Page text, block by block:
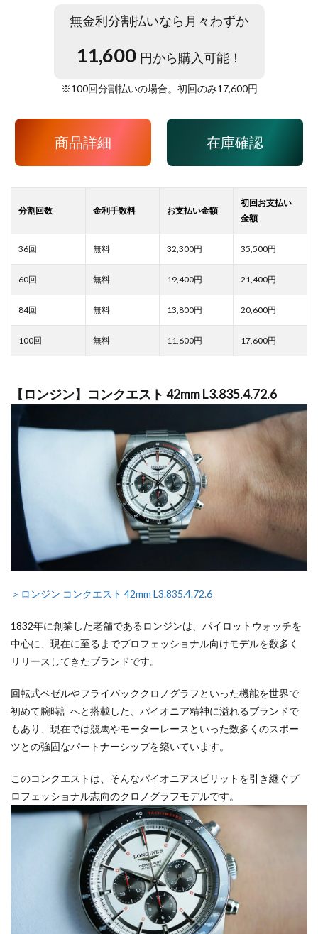
無金利分割払いなら月々わずか
11,600 円から購入可能！
※100回分割払いの場合。初回のみ17,600円
商品詳細 在庫確認
32,300 35,500
19,400 21,400
13,800 20,600
11,600 17,600
【ロンジン】コンクエスト 42mm L3.835.4.72.6
＞ロンジン コンクエスト 42mm L3.835.4.72.6
1832年に創業した老舗であるロンジンは、パイロットウォッチを
中心に、現在に至るまでプロフェッショナル向けモデルを数多く
リリースしてきたブランドです。
回転式ベゼルやフライバッククロノグラフといった機能を世界で
初めて腕時計へと搭載した、パイオニア精神に溢れるブランドで
もあり、現在では競馬やモーターレースといった数多くのスポー
ツとの強固なパートナーシップを築いています。
このコンクエストは、そんなパイオニアスピリットを引き継ぐプ
ロフェッショナル志向のクロノグラフモデルです。